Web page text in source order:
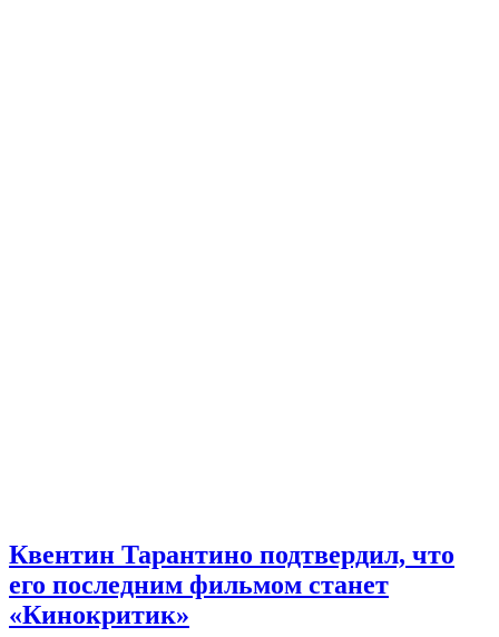
Квентин Тарантино подтвердил, что
его последним фильмом станет
«Кинокритик»